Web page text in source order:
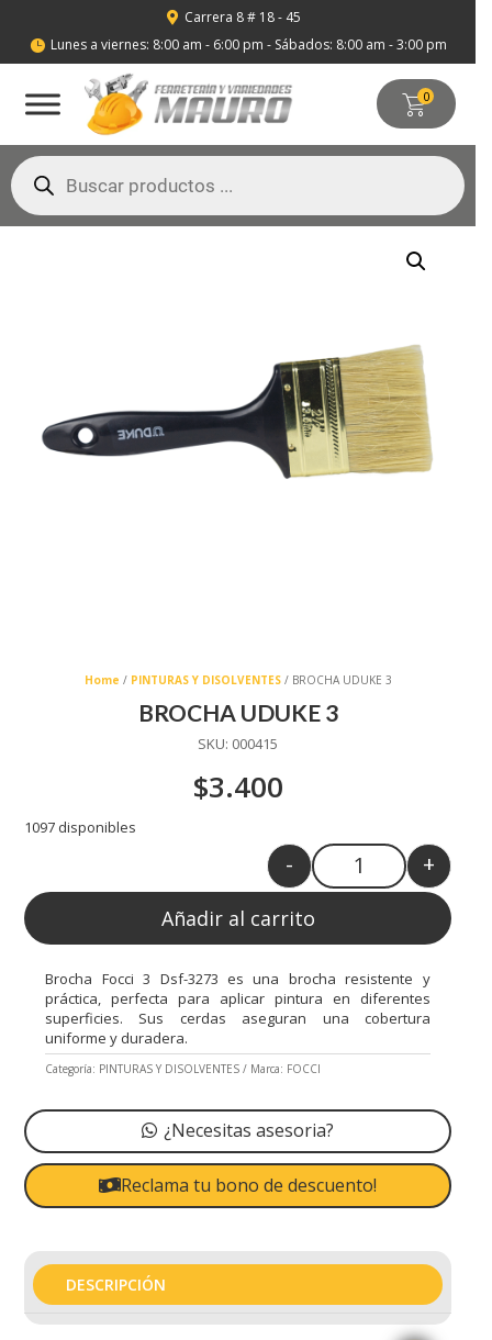
 Carrera 8 # 18 - 45
 Lunes a viernes: 8:00 am - 6:00 pm - Sábados: 8:00 am - 3:00 pm
0
Búsqueda
de
productos
Home / PINTURAS Y DISOLVENTES/ BROCHA UDUKE 3
BROCHA UDUKE 3
SKU: 000415
$3.400
1097 disponibles
Quantity
- +
Añadir al carrito
Brocha Focci 3 Dsf-3273 es una brocha resistente y
práctica, perfecta para aplicar pintura en diferentes
superficies. Sus cerdas aseguran una cobertura
uniforme y duradera.
Categoría: PINTURAS Y DISOLVENTES Marca: FOCCI
¿Necesitas asesoria?
Reclama tu bono de descuento!
DESCRIPCIÓN